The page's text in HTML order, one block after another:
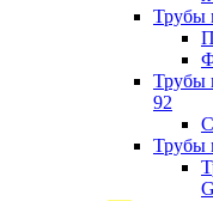
Трубы
Трубы
92
Трубы